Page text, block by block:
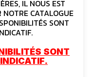
IL NOUS EST
NOTRE CATALOGUE
SONT
SONT